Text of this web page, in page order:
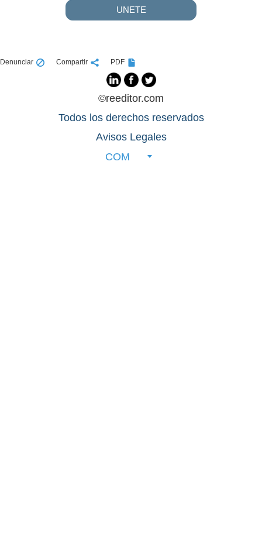
UNETE
Denunciar Compartir PDF
©reeditor.com
Todos los derechos reservados
Avisos Legales